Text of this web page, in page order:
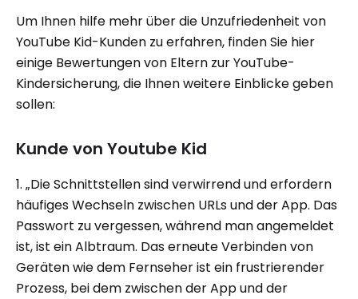
Um Ihnen hilfe mehr über die Unzufriedenheit von
YouTube Kid-Kunden zu erfahren, finden Sie hier
einige Bewertungen von Eltern zur YouTube-
Kindersicherung, die Ihnen weitere Einblicke geben
sollen:
Kunde von Youtube Kid
1. „Die Schnittstellen sind verwirrend und erfordern
häufiges Wechseln zwischen URLs und der App. Das
Passwort zu vergessen, während man angemeldet
ist, ist ein Albtraum. Das erneute Verbinden von
Geräten wie dem Fernseher ist ein frustrierender
Prozess, bei dem zwischen der App und der